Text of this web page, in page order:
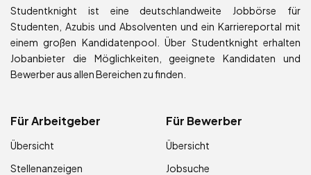
Studentknight ist eine deutschlandweite Jobbörse für
Studenten, Azubis und Absolventen und ein Karriereportal mit
einem großen Kandidatenpool. Über Studentknight erhalten
Jobanbieter die Möglichkeiten, geeignete Kandidaten und
Bewerber aus allen Bereichen zu finden.
Für Arbeitgeber
Übersicht
Stellenanzeigen
Für Bewerber
Übersicht
Jobsuche